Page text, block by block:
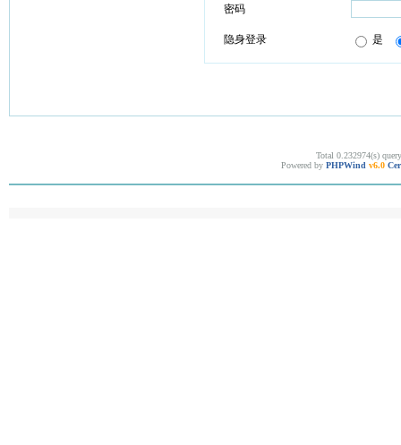
密码
隐身登录 是
Total 0.232974(s)
Powered by PHPWind v6.0